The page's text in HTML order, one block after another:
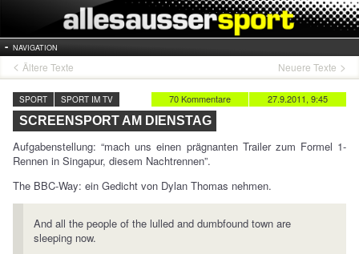
NAVIGATION
Ältere Texte Neuere Texte
27.9.2011, 9:45
70 Kommentare
SPORT SPORT IM TV
SCREENSPORT AM DIENSTAG
Aufgabenstellung: “mach uns einen prägnanten Trailer zum Formel 1-
Rennen in Singapur, diesem Nachtrennen”.
The BBC-Way: ein Gedicht von Dylan Thomas nehmen.
And all the people of the lulled and dumbfound town are
sleeping now.